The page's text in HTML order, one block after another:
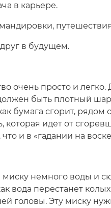
в карьере.
в будущем.
очень просто и легко.
быть плотный
бумага сгорит, рядом
которая идет от
и в «гадании на
немного воды и
вода перестанет
головы. Эту миску